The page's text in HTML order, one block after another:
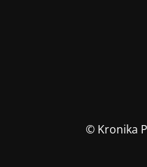
© Kronika